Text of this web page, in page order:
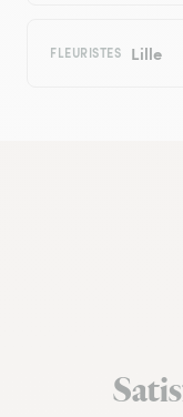
FLEURISTES Lille